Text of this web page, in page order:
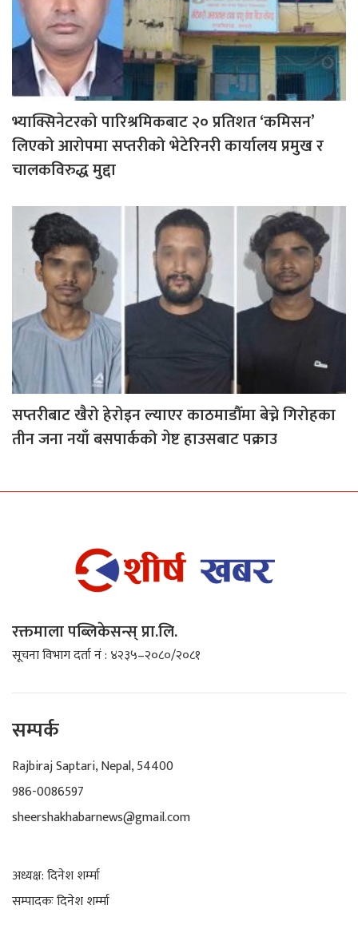
भ्याक्सिनेटरको पारिश्रमिकबाट २० प्रतिशत ‘कमिसन’
लिएको आरोपमा सप्तरीको भेटेरिनरी कार्यालय प्रमुख र
चालकविरुद्ध मुद्दा
सप्तरीबाट खैरो हेरोइन ल्याएर काठमाडौँमा बेच्ने गिरोहका
तीन जना नयाँ बसपार्कको गेष्ट हाउसबाट पक्राउ
रक्तमाला पब्लिकेसन्स् प्रा.लि.
सूचना विभाग दर्ता नं : ४२३५–२०८०/२०८१
सम्पर्क
Rajbiraj Saptari, Nepal, 54400
986-0086597
sheershakhabarnews@gmail.com
अध्यक्ष: दिनेश शर्म्मा
सम्पादकः दिनेश शर्म्मा